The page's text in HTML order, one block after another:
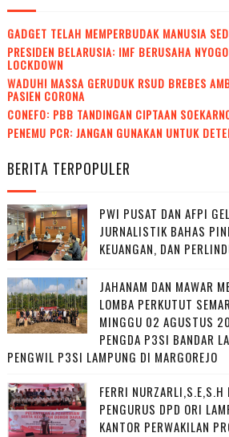
GADGET TELAH MEMPERBUDAK MANUSIA
PRESIDEN BELARUSIA: IMF BERUSAHA
LOCKDOWN
WADUH! MASSA GERUDUK RSUD BREBES
PASIEN CORONA
CONEFO: PBB TANDINGAN CIPTAAN
PENEMU PCR: JANGAN GUNAKAN UNTUK
BERITA TERPOPULER
PWI PUSAT DAN AFPI
JURNALISTIK BAHAS
KEUANGAN, DAN
JAHANAM DAN MAWAR
LOMBA PERKUTUT
MINGGU 02 AGUSTUS
PENGDA P3SI BANDAR
PENGWIL P3SI LAMPUNG DI MARGOREJO
FERRI NURZARLI,S.E,S.H
PENGURUS DPD ORI
KANTOR PERWAKILAN